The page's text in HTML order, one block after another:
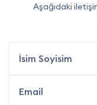
Aşağıdaki